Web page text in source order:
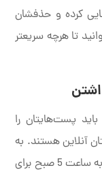
کرده و حذفشان
تا هرچه سریعتر
پست‌هایتان را
آنلاین هستند. به
عنوان مثال ساعت 9 شب، زمان بهتری نسبت به ساعت 5 صبح برای